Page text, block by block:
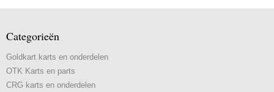
Categorieën
Goldkart karts en onderdelen
OTK Karts en parts
CRG karts en onderdelen